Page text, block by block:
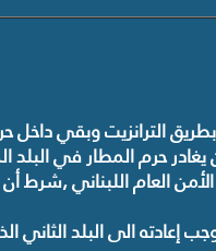
بطريق الترانزيت وبقي
حرم المطار في البلد
العام اللبناني,شرط أن
إعادته الى البلد